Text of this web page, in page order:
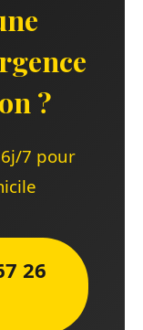
?
7 pour
26